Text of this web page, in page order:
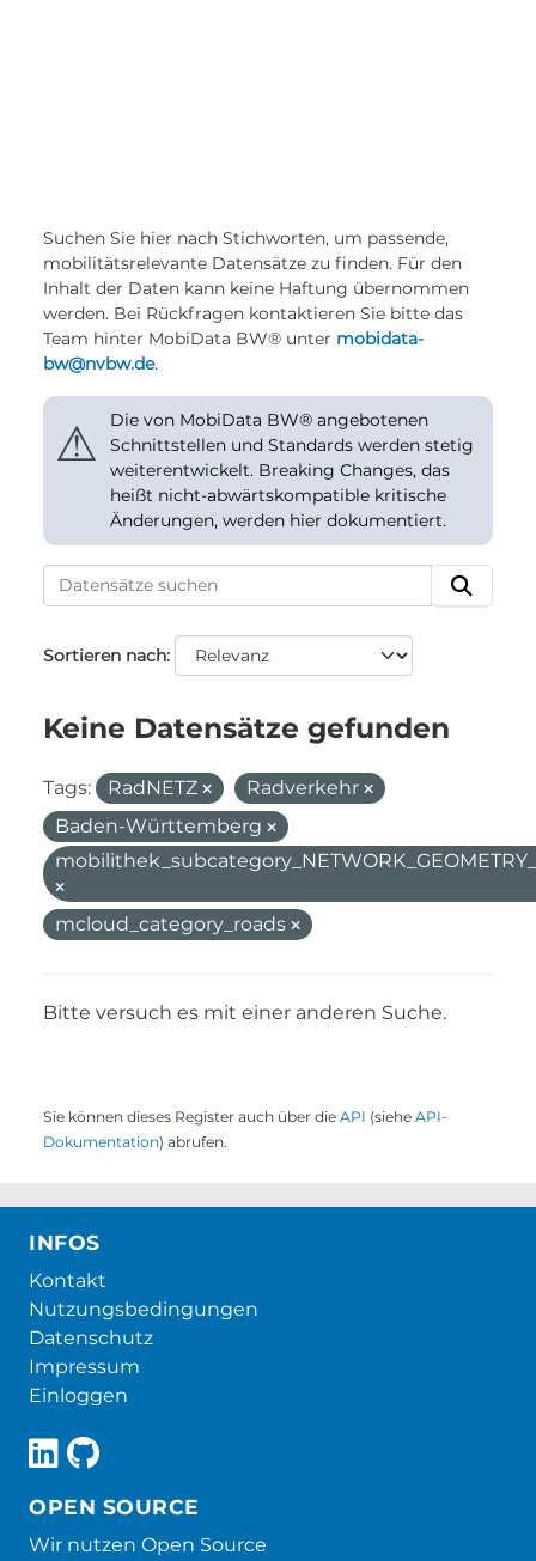
Suchen Sie hier nach Stichworten, um passende,
mobilitätsrelevante Datensätze zu finden. Für den
Inhalt der Daten kann keine Haftung übernommen
werden. Bei Rückfragen kontaktieren Sie bitte das
Team hinter MobiData BW® unter mobidata-
bw@nvbw.de.
⚠
Die von MobiData BW® angebotenen
Schnittstellen und Standards werden stetig
weiterentwickelt. Breaking Changes, das
heißt nicht-abwärtskompatible kritische
Änderungen, werden hier dokumentiert.
Sortieren nach
Keine Datensätze gefunden
Tags: RadNETZ
Radverkehr
Baden-Württemberg
mcloud_category_roads
Bitte versuch es mit einer anderen Suche.
Sie können dieses Register auch über die API (siehe API-
Dokumentation) abrufen.
INFOS
Kontakt
Nutzungsbedingungen
Datenschutz
Impressum
Einloggen
OPEN SOURCE
Wir nutzen Open Source